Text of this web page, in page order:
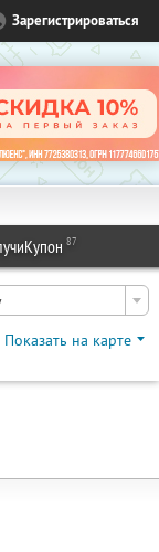
Зарегистрироваться
87
Показать на карте